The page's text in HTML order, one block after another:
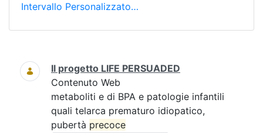
Intervallo Personalizzato…
Ricerca
Il progetto LIFE PERSUADED
Contenuto Web
metaboliti e di BPA e patologie infantili
quali telarca prematuro idiopatico,
pubertà precoce